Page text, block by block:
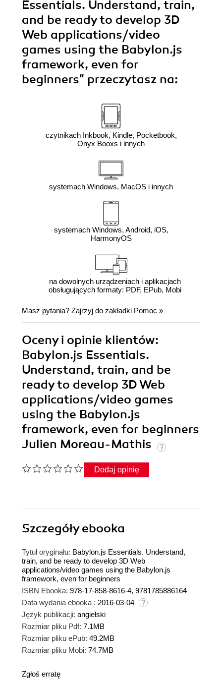
Essentials. Understand, train,
and be ready to develop 3D
Web applications/video
games using the Babylon.js
framework, even for
beginners" przeczytasz na:
czytnikach Inkbook, Kindle, Pocketbook,
Onyx Booxs i innych
systemach Windows, MacOS i innych
systemach Windows, Android, iOS,
HarmonyOS
na dowolnych urządzeniach i aplikacjach
obsługujących formaty: PDF, EPub, Mobi
Masz pytania? Zajrzyj do zakładki Pomoc »
Oceny i opinie klientów:
Babylon.js Essentials.
Understand, train, and be
ready to develop 3D Web
applications/video games
using the Babylon.js
framework, even for beginners
Julien Moreau-Mathis
Dodaj opinię
Szczegółyebooka
Tytuł oryginału: Babylon.js Essentials. Understand,
train, and be ready to develop 3D Web
applications/video games using the Babylon.js
framework, even for beginners
ISBN Ebooka: 978-17-858-8616-4, 9781785886164
Data wydania ebooka : 2016-03-04
Język publikacji: angielski
Rozmiar pliku Pdf: 7.1MB
Rozmiar pliku ePub: 49.2MB
Rozmiar pliku Mobi: 74.7MB
Zgłoś erratę